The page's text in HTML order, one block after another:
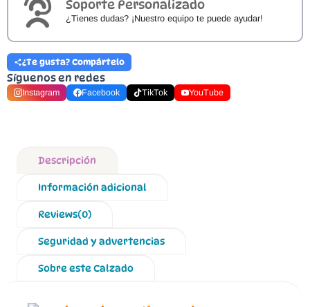
Soporte Personalizado
¿Tienes dudas? ¡Nuestro equipo te puede ayudar!
¿Te gusta? Compártelo
Síguenos en redes
Instagram Facebook TikTok YouTube
Descripción
Información adicional
Reviews(0)
Seguridad y advertencias
Sobre este Calzado